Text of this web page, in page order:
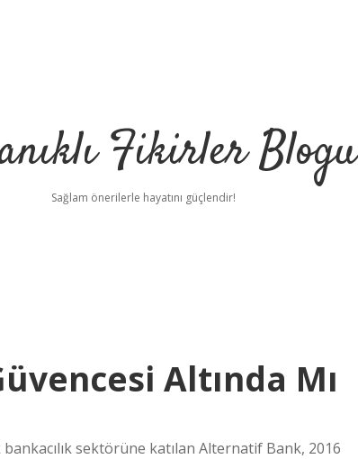
Fikirler Blogu
Sağlam önerilerle hayatını güçlendir!
Altında Mı
bankacılık sektörüne katılan Alternatif Bank, 2016